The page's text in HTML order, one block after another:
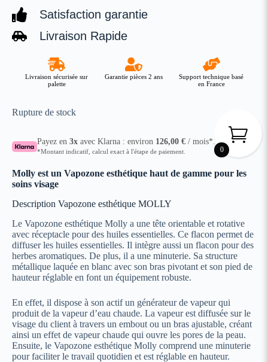
Satisfaction garantie
Livraison Rapide
Livraison sécurisée sur
palette
Garantie pièces 2 ans
Support technique basé
en France
Rupture de stock
Payez en3x avec Klarna : environ 126,00€ / mois*.
*Montant indicatif, calcul exact à l'étape de paiement.
Molly est un Vapozone esthétique haut de gamme pour les
soins visage
Description Vapozone esthétique MOLLY
Le Vapozone esthétique Molly a une tête orientable et rotative
avec réceptacle pour des huiles essentielles. Ce flacon permet de
diffuser les huiles essentielles. Il intègre aussi un flacon pour des
herbes aromatiques. De plus, il a une minuterie. Sa structure
métallique laquée en blanc avec son bras pivotant et son pied de
hauteur réglable en font un équipement robuste.
En effet, il dispose à son actif un générateur de vapeur qui
produit de la vapeur d’eau chaude. La vapeur est diffusée sur le
visage du client à travers un embout ou un bras ajustable, créant
ainsi un effet de vapeur chaude qui ouvre les pores de la peau.
Ensuite, le Vapozone esthétique Molly comprend une minuterie
pour faciliter le travail quotidien et est réglable en hauteur.
0